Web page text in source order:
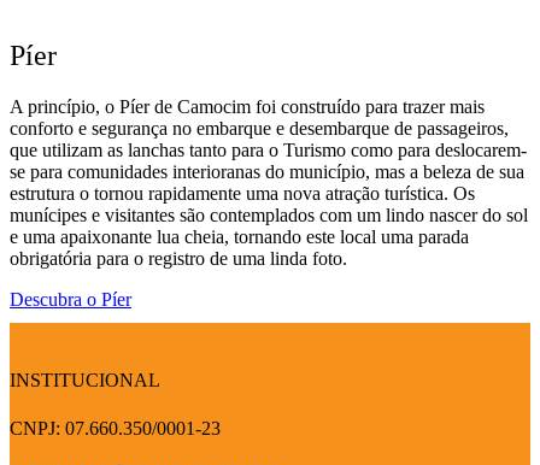
Píer
A princípio, o Píer de Camocim foi construído para trazer mais
conforto e segurança no embarque e desembarque de passageiros,
que utilizam as lanchas tanto para o Turismo como para deslocarem-
se para comunidades interioranas do município, mas a beleza de sua
estrutura o tornou rapidamente uma nova atração turística. Os
munícipes e visitantes são contemplados com um lindo nascer do sol
e uma apaixonante lua cheia, tornando este local uma parada
obrigatória para o registro de uma linda foto.
Descubra o Píer
INSTITUCIONAL
CNPJ: 07.660.350/0001-23